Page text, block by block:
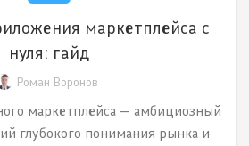
маркетплейса с
нуля: гайд
Роман Воронов
маркетплейса — амбициозный
глубокого понимания рынка и